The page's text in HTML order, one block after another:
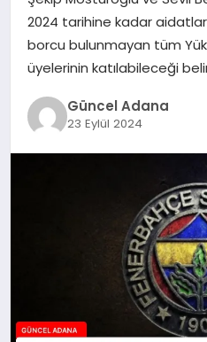
2024 tarihine kadar
borcu bulunmayan tüm
üyelerinin katılabileceği
Güncel Adana
23 Eylül 2024